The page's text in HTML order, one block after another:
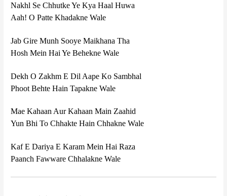
Nakhl Se Chhutke Ye Kya Haal Huwa
Aah! O Patte Khadakne Wale
Jab Gire Munh Sooye Maikhana Tha
Hosh Mein Hai Ye Behekne Wale
Dekh O Zakhm E Dil Aape Ko Sambhal
Phoot Behte Hain Tapakne Wale
Mae Kahaan Aur Kahaan Main Zaahid
Yun Bhi To Chhakte Hain Chhakne Wale
Kaf E Dariya E Karam Mein Hai Raza
Paanch Fawware Chhalakne Wale